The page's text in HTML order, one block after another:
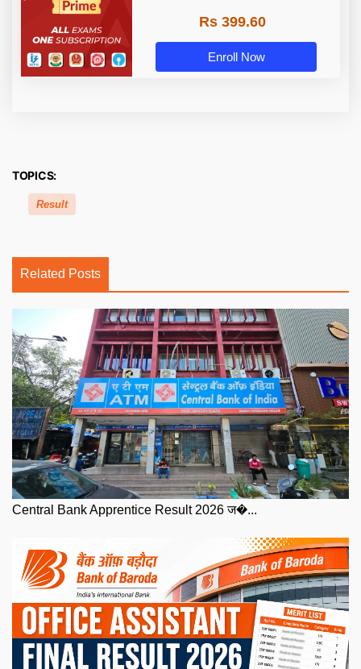
Rs 399.60
Enroll Now
TOPICS:
Result
Related Posts
Central Bank Apprentice Result 2026 ज�...